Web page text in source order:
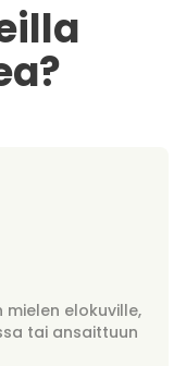
mielen elokuville,
tai ansaittuun